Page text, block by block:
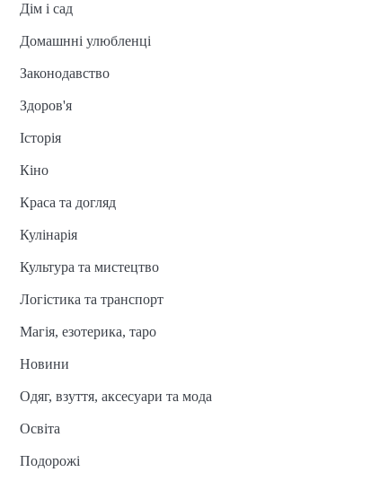
Дім і сад
Домашнні улюбленці
Законодавство
Здоров'я
Історія
Кіно
Краса та догляд
Кулінарія
Культура та мистецтво
Логістика та транспорт
Магія, езотерика, таро
Новини
Одяг, взуття, аксесуари та мода
Освіта
Подорожі